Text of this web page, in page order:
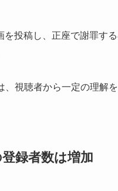
を投稿し、正座で謝罪す
視聴者から一定の理解を
録者数は増加